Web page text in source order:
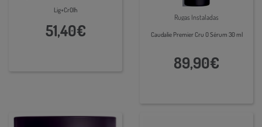
Lig+CrOlh
51,40€
Rugas Instaladas
Caudalie Premier Cru O Sérum 30 ml
89,90€